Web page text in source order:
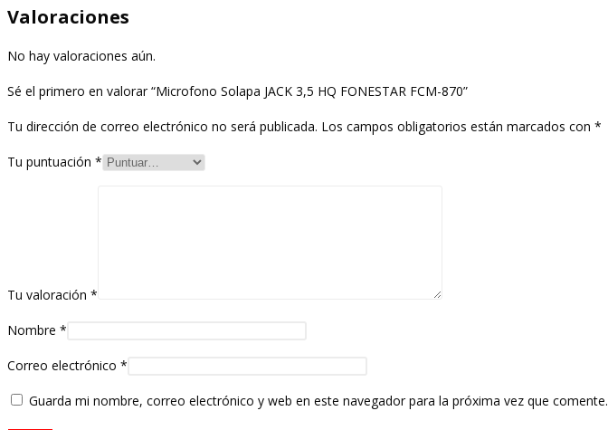
Valoraciones
No hay valoraciones aún.
Sé el primero en valorar “Microfono Solapa JACK 3,5 HQ FONESTAR FCM-870”
Tu dirección de correo electrónico no será publicada. Los campos obligatorios están marcados con *
Tu puntuación *
Tu valoración *
Nombre *
Correo electrónico *
Guarda mi nombre, correo electrónico y web en este navegador para la próxima vez que comente.